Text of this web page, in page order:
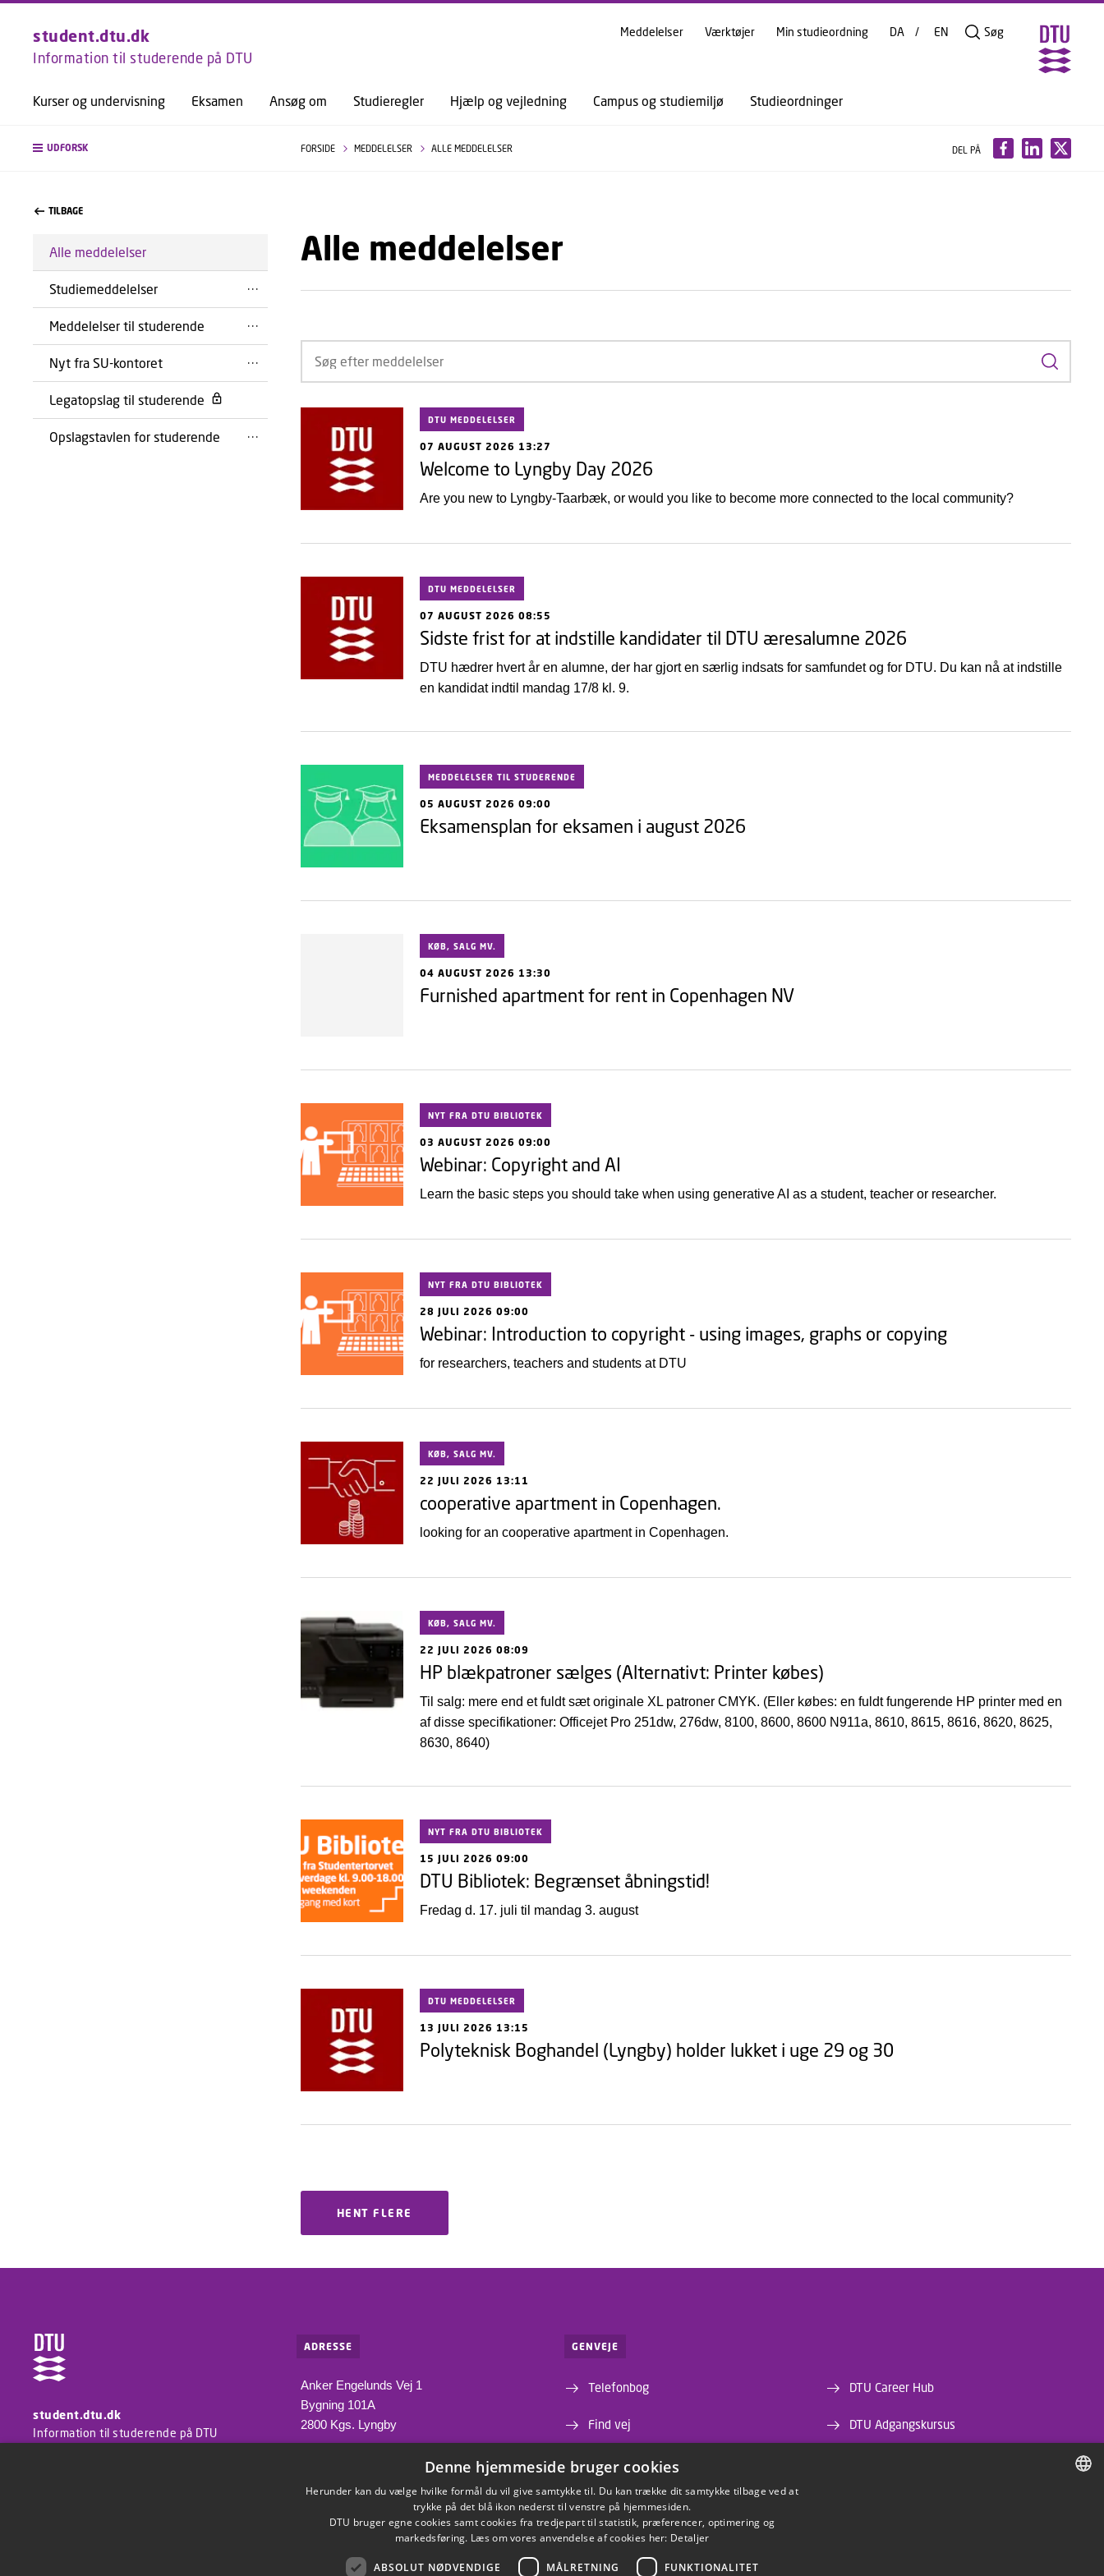
GÅ TIL PRIMÆRT INDHOLD (TRYK ENTER).
student.dtu.dk
Information til studerende på DTU
Kurser og undervisning Eksamen Ansøg om Studieregler Hjælp og vejledning Campus og studiemiljø Studieordninger
Meddelelser Værktøjer Min studieordning DA EN Søg
UDFORSK FORSIDE MEDDELELSER ALLE MEDDELELSER DEL PÅ
TILBAGE
Alle meddelelser
Studiemeddelelser
Meddelelser til studerende
Nyt fra SU-kontoret
Legatopslag til studerende
Opslagstavlen for studerende
Alle meddelelser
Søg
DTU MEDDELELSER
07 AUGUST 2026 13:27
Welcome to Lyngby Day 2026
Are you new to Lyngby-Taarbæk, or would you like to become more connected to the local community?
DTU MEDDELELSER
07 AUGUST 2026 08:55
Sidste frist for at indstille kandidater til DTU æresalumne 2026
DTU hædrer hvert år en alumne, der har gjort en særlig indsats for samfundet og for DTU. Du kan nå at indstille
en kandidat indtil mandag 17/8 kl. 9.
MEDDELELSER TIL STUDERENDE
05 AUGUST 2026 09:00
Eksamensplan for eksamen i august 2026
KØB, SALG MV.
04 AUGUST 2026 13:30
Furnished apartment for rent in Copenhagen NV
NYT FRA DTU BIBLIOTEK
03 AUGUST 2026 09:00
Webinar: Copyright and AI
Learn the basic steps you should take when using generative AI as a student, teacher or researcher.
NYT FRA DTU BIBLIOTEK
28 JULI 2026 09:00
Webinar: Introduction to copyright - using images, graphs or copying
for researchers, teachers and students at DTU
KØB, SALG MV.
22 JULI 2026 13:11
cooperative apartment in Copenhagen.
looking for an cooperative apartment in Copenhagen.
KØB, SALG MV.
22 JULI 2026 08:09
HP blækpatroner sælges (Alternativt: Printer købes)
Til salg: mere end et fuldt sæt originale XL patroner CMYK. (Eller købes: en fuldt fungerende HP printer med en
af disse specifikationer: Officejet Pro 251dw, 276dw, 8100, 8600, 8600 N911a, 8610, 8615, 8616, 8620, 8625,
8630, 8640)
NYT FRA DTU BIBLIOTEK
15 JULI 2026 09:00
DTU Bibliotek: Begrænset åbningstid!
Fredag d. 17. juli til mandag 3. august
DTU MEDDELELSER
13 JULI 2026 13:15
Polyteknisk Boghandel (Lyngby) holder lukket i uge 29 og 30
HENT FLERE
student.dtu.dk
Information til studerende på DTU
ADRESSE
Anker Engelunds Vej 1
Bygning 101A
2800 Kgs. Lyngby
GENVEJE
Telefonbog
Find vej
Institutter og centre
Webshop
DTU Career Hub
DTU Adgangskursus
Denne hjemmeside bruger cookies
Herunder kan du vælge hvilke formål du vil give samtykke til. Du kan trække dit samtykke tilbage ved at
trykke på det blå ikon nederst til venstre på hjemmesiden.
DTU bruger egne cookies samt cookies fra tredjepart til statistik, præferencer, optimering og
markedsføring. Læs om vores anvendelse af cookies her: Detaljer
ABSOLUT NØDVENDIGE MÅLRETNING FUNKTIONALITET